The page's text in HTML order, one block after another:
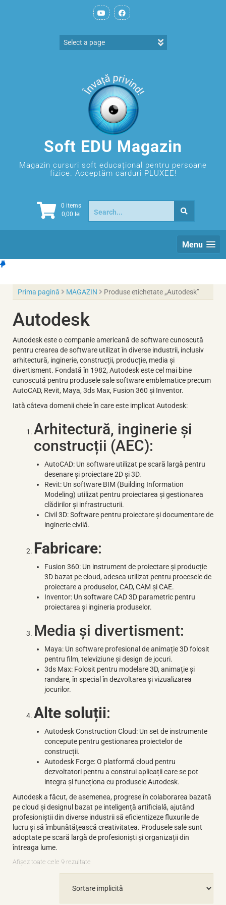
Soft EDU Magazin
Magazin cursuri soft educațional pentru persoane
fizice. Acceptăm carduri PLUXEE!
0 items
0,00 lei
Menu
Prima pagină MAGAZIN Produse etichetate „Autodesk”
Autodesk
Autodesk este o companie americană de software cunoscută
pentru crearea de software utilizat în diverse industrii, inclusiv
arhitectură, inginerie, construcții, producție, media și
divertisment. Fondată în 1982, Autodesk este cel mai bine
cunoscută pentru produsele sale software emblematice precum
AutoCAD, Revit, Maya, 3ds Max, Fusion 360 și Inventor.
Iată câteva domenii cheie în care este implicat Autodesk:
Arhitectură, inginerie și
construcții (AEC):
AutoCAD: Un software utilizat pe scară largă pentru
desenare și proiectare 2D și 3D.
Revit: Un software BIM (Building Information
Modeling) utilizat pentru proiectarea și gestionarea
clădirilor și infrastructurii.
Civil 3D: Software pentru proiectare și documentare de
inginerie civilă.
Fabricare:
Fusion 360: Un instrument de proiectare și producție
3D bazat pe cloud, adesea utilizat pentru procesele de
proiectare a produselor, CAD, CAM și CAE.
Inventor: Un software CAD 3D parametric pentru
proiectarea și ingineria produselor.
Media și divertisment:
Maya: Un software profesional de animație 3D folosit
pentru film, televiziune și design de jocuri.
3ds Max: Folosit pentru modelare 3D, animație și
randare, în special în dezvoltarea și vizualizarea
jocurilor.
Alte soluții:
Autodesk Construction Cloud: Un set de instrumente
concepute pentru gestionarea proiectelor de
construcții.
Autodesk Forge: O platformă cloud pentru
dezvoltatori pentru a construi aplicații care se pot
integra și funcționa cu produsele Autodesk.
Autodesk a făcut, de asemenea, progrese în colaborarea bazată
pe cloud și designul bazat pe inteligență artificială, ajutând
profesioniștii din diverse industrii să eficientizeze fluxurile de
lucru și să îmbunătățească creativitatea. Produsele sale sunt
adoptate pe scară largă de profesioniști și organizații din
întreaga lume.
Afișez toate cele 9 rezultate